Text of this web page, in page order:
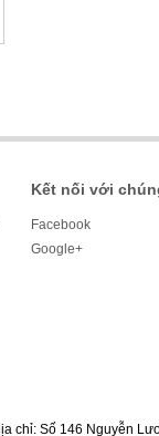
Kết nối với
Facebook
Google+
chỉ: Số 146 Nguyễn